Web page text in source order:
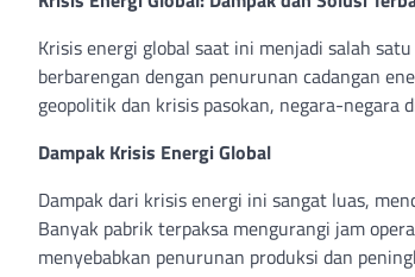
Krisis energi global saat ini menjadi salah
berbarengan dengan penurunan cadangan
geopolitik dan krisis pasokan, negara-negara
Dampak Krisis Energi Global
Dampak dari krisis energi ini sangat luas,
Banyak pabrik terpaksa mengurangi jam
menyebabkan penurunan produksi dan